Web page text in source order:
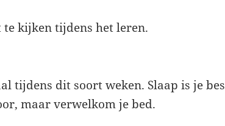
kijken tijdens het leren.
tijdens dit soort weken. Slaap is je
maar verwelkom je bed.